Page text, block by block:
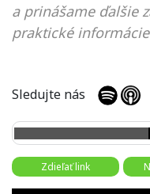
a prinášame ďalšie
praktické
Sledujte nás
Zdieľať link